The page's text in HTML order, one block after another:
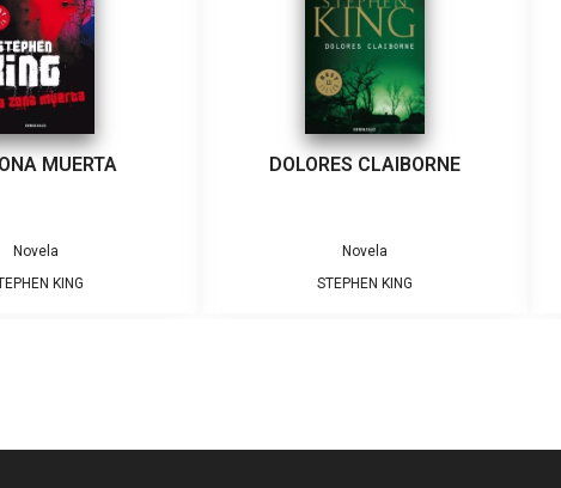
MUERTA
Novela
KING
DOLORES CLAIBORNE
Novela
STEPHEN KING